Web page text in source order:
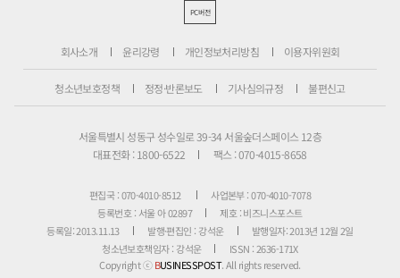
PC버전
회사소개 윤리강령 개인정보처리방침 이용자위원회
청소년보호정책 정정·반론보도 기사심의규정 불편신고
서울특별시 성동구 성수일로 39-34 서울숲더스페이스 12층
대표전화 : 1800-6522
팩스 : 070-4015-8658
편집국 : 070-4010-8512
사업본부 : 070-4010-7078
등록번호 : 서울 아 02897
제호 : 비즈니스포스트
등록일: 2013.11.13
발행·편집인 : 강석운
발행일자: 2013년 12월 2일
청소년보호책임자 : 강석운
ISSN : 2636-171X
Copyright ⓒBUSINESSPOST. All rights reserved.